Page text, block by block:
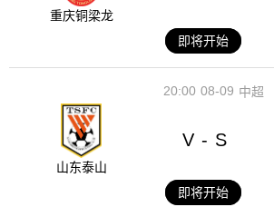
重庆铜梁龙
即将开始
08-09
20:00 中超
山东泰山
V - S
即将开始